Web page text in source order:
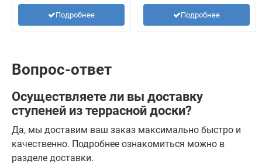
Подробнее Подробнее
Вопрос-ответ
Осуществляете ли вы доставку
ступеней из террасной доски?
Да, мы доставим ваш заказ максимально быстро и
качественно. Подробнее ознакомиться можно в
разделе доставки.